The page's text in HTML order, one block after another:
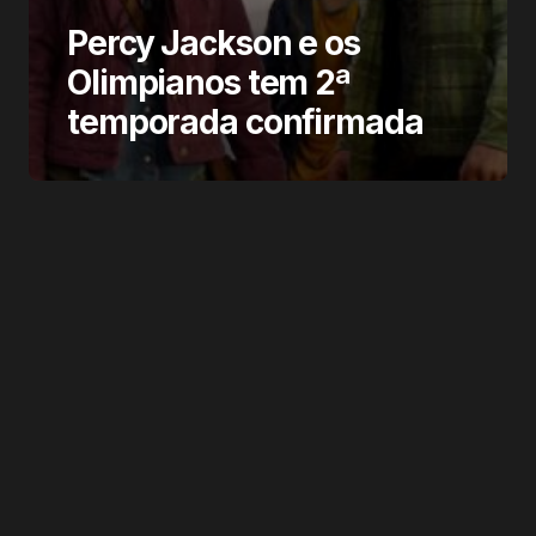
Percy Jackson e os
Olimpianos tem 2ª
temporada confirmada